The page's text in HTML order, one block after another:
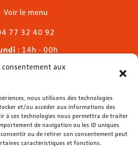
consentement aux
nous utilisons des technologies
et/ou accéder aux informations des
à ces technologies nous permettra de traiter
de navigation ou les ID uniques
ou de retirer son consentement peut
caractéristiques et fonctions.
Voir le menu
77 32 40 92
: 14h - 00h
: 11h - 00h30
: 11h - 00h